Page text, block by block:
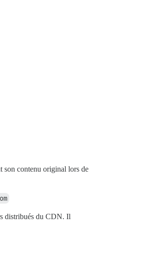
son contenu original lors de
distribués du CDN. Il